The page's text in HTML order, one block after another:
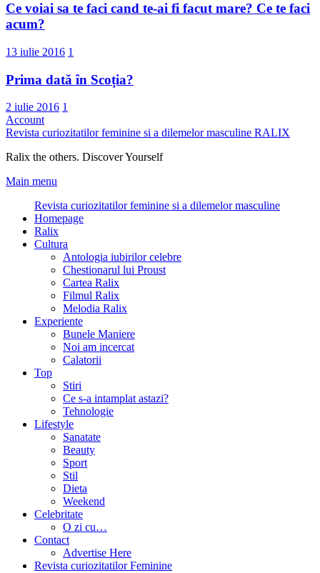
Ce voiai sa te faci cand te-ai fi facut mare? Ce te faci
acum?
13 iulie 2016 1
Prima dată în Scoția?
2 iulie 2016 1
Account
Revista curiozitatilor feminine si a dilemelor masculine RALIX
Ralix the others. Discover Yourself
Main menu
Revista curiozitatilor feminine si a dilemelor masculine
Homepage
Ralix
Cultura
Antologia iubirilor celebre
Chestionarul lui Proust
Cartea Ralix
Filmul Ralix
Melodia Ralix
Experiente
Bunele Maniere
Noi am incercat
Calatorii
Top
Stiri
Ce s-a intamplat astazi?
Tehnologie
Lifestyle
Sanatate
Beauty
Sport
Stil
Dieta
Weekend
Celebritate
O zi cu…
Contact
Advertise Here
Revista curiozitatilor Feminine